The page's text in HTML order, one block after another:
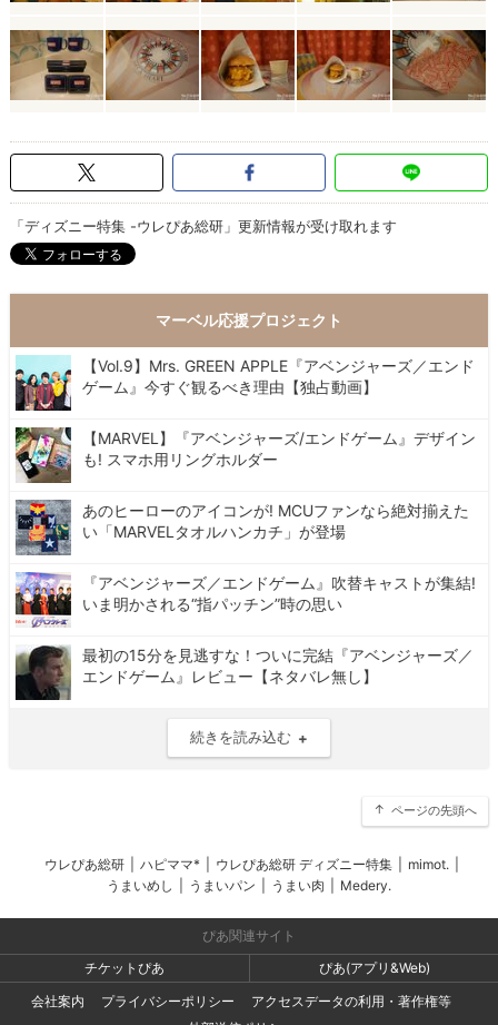
「ディズニー特集 -ウレぴあ総研」更新情報が受け取れます
マーベル応援プロジェクト
【Vol.9】Mrs. GREEN APPLE『アベンジャーズ／エンド
ゲーム』今すぐ観るべき理由【独占動画】
【MARVEL】『アベンジャーズ/エンドゲーム』デザイン
も! スマホ用リングホルダー
あのヒーローのアイコンが! MCUファンなら絶対揃えた
い「MARVELタオルハンカチ」が登場
『アベンジャーズ／エンドゲーム』吹替キャストが集結!
いま明かされる“指パッチン”時の思い
最初の15分を見逃すな！ついに完結『アベンジャーズ／
エンドゲーム』レビュー【ネタバレ無し】
続きを読み込む
ページの先頭へ
ウレぴあ総研 ハピママ* ウレぴあ総研 ディズニー特集 mimot.
うまいめし
うまいパン うまい肉 Medery.
ぴあ関連サイト
チケットぴあ
ぴあ(アプリ&Web)
会社案内
プライバシーポリシー
アクセスデータの利用・著作権等